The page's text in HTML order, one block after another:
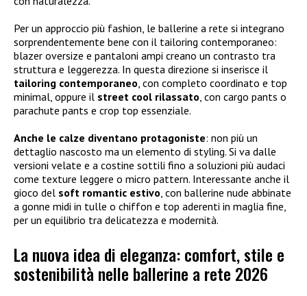
Per un approccio più fashion, le ballerine a rete si integrano
sorprendentemente bene con il tailoring contemporaneo:
blazer oversize e pantaloni ampi creano un contrasto tra
struttura e leggerezza. In questa direzione si inserisce il
tailoring contemporaneo, con completo coordinato e top
minimal, oppure il street cool rilassato, con cargo pants o
parachute pants e crop top essenziale.
Anche le calze diventano protagoniste: non più un
dettaglio nascosto ma un elemento di styling. Si va dalle
versioni velate e a costine sottili fino a soluzioni più audaci
come texture leggere o micro pattern. Interessante anche il
gioco del soft romantic estivo, con ballerine nude abbinate
a gonne midi in tulle o chiffon e top aderenti in maglia fine,
per un equilibrio tra delicatezza e modernità.
La nuova idea di eleganza: comfort, stile e
sostenibilità nelle ballerine a rete 2026